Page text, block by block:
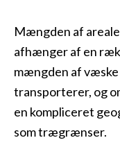
Mængden af
afhænger af en
mængden af
transporterer, og
en kompliceret
som trægrænser.